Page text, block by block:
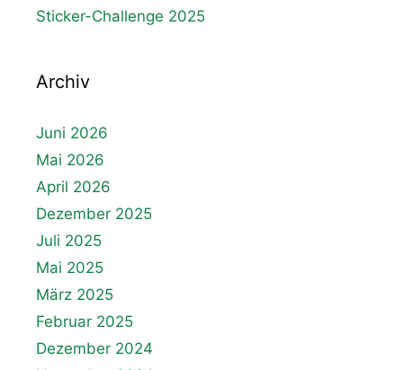
Sticker-Challenge 2025
Archiv
Juni 2026
Mai 2026
April 2026
Dezember 2025
Juli 2025
Mai 2025
März 2025
Februar 2025
Dezember 2024